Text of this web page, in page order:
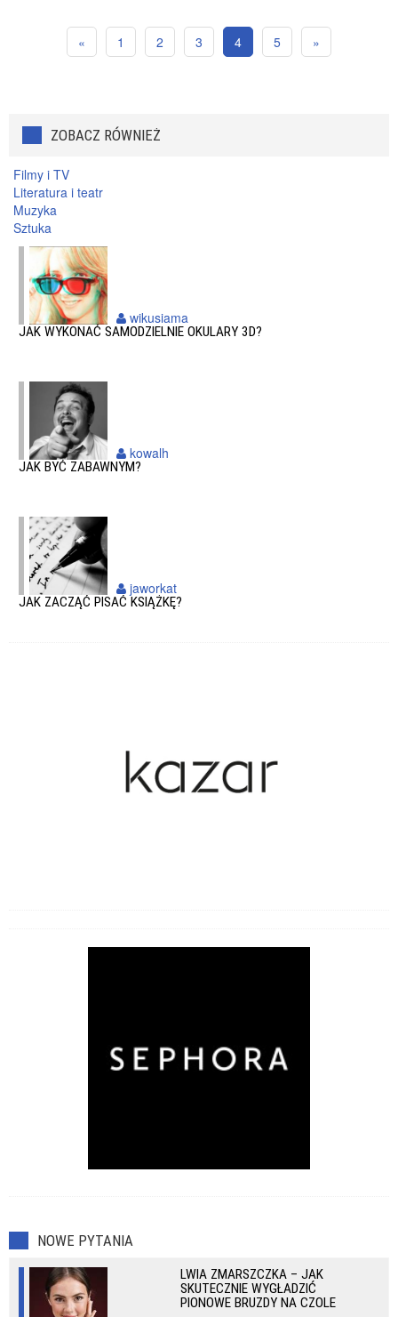
« 1 2 3 4 5 »
ZOBACZ RÓWNIEŻ
Filmy i TV
Literatura i teatr
Muzyka
Sztuka
JAK WYKONAĆ SAMODZIELNIE OKULARY 3D?
wikusiama
JAK BYĆ ZABAWNYM?
kowalh
JAK ZACZĄĆ PISAĆ KSIĄŻKĘ?
jaworkat
NOWE PYTANIA
LWIA ZMARSZCZKA – JAK
SKUTECZNIE WYGŁADZIĆ
PIONOWE BRUZDY NA CZOLE